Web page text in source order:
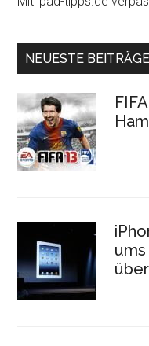
NEUESTE BEITRÄGE